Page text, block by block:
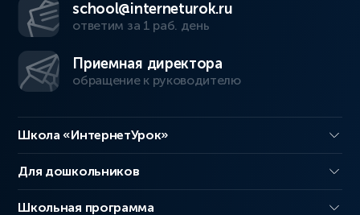
school@interneturok.ru
ответим за 1 раб. день
Приемная директора
обращение к руководителю
Школа «ИнтернетУрок»
Для дошкольников
Школьная программа